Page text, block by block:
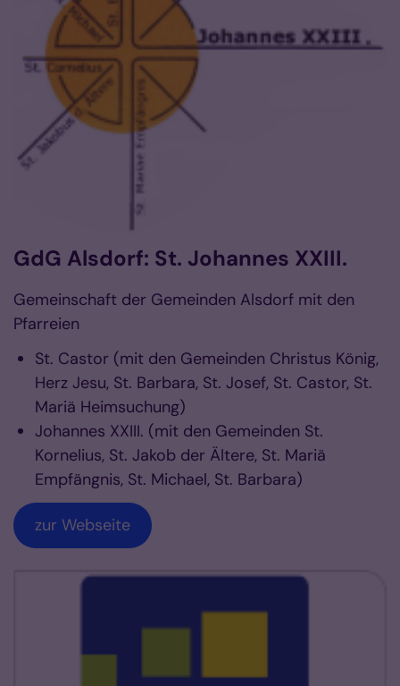
GdG Alsdorf: St. Johannes XXIII.
Gemeinschaft der Gemeinden Alsdorf mit den
Pfarreien
St. Castor (mit den Gemeinden Christus König,
Herz Jesu, St. Barbara, St. Josef, St. Castor, St.
Mariä Heimsuchung)
Johannes XXIII. (mit den Gemeinden St.
Kornelius, St. Jakob der Ältere, St. Mariä
Empfängnis, St. Michael, St. Barbara)
zur Webseite